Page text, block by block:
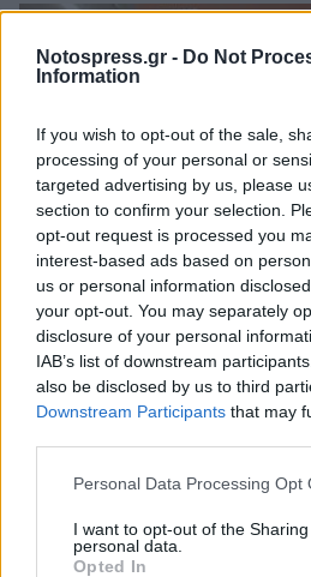
Notospress.gr - Do Not
Information
If you wish to opt-out of the sale,
processing of your personal or
targeted advertising by us, please
section to confirm your selection.
opt-out request is processed you
interest-based ads based on
us or personal information
your opt-out. You may separately
disclosure of your personal
IAB’s list of downstream
also be disclosed by us to third
Downstream Participants that may
Personal Data Processing Opt
I want to opt-out of the
personal data.
Opted In
3ο ΓΕΛ Καλαμάτας:
εκπαιδευτικών για τη
τον σχολικό εκφοβισμό
05/08/2026 18:04